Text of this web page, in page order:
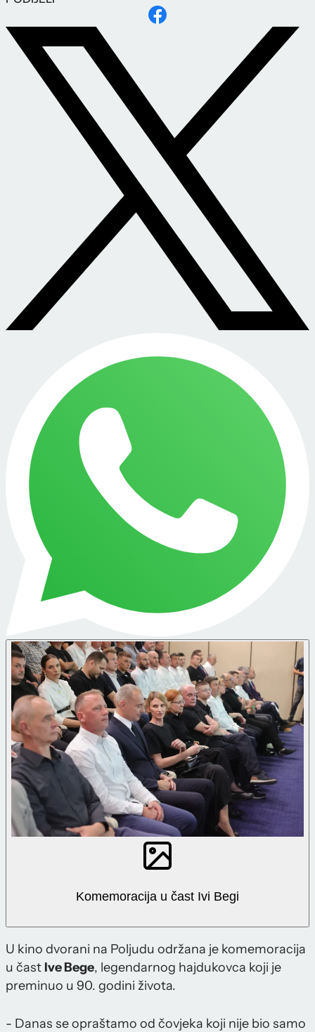
Komemoracija u čast Ivi Begi
U kino dvorani na Poljudu održana je komemoracija
u čast Ive Bege, legendarnog hajdukovca koji je
preminuo u 90. godini života.
- Danas se opraštamo od čovjeka koji nije bio samo